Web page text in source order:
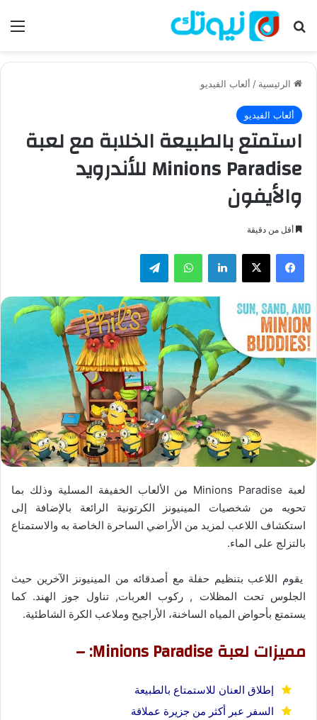
بحث عن
الرئيسية / ألعاب الفيديو
ألعاب الفيديو
استمتع بالطبيعة الخلابة مع لعبة
Minions Paradise للأندرويد
والأيفون
أقل من دقيقة
فيسبوك لينكدإن واتساب
لعبة Minions Paradise من الألعاب الخفيفة المسلية وذلك بما
تحويه من شخصيات المينيونز الكرتونية الرائعة بالإضافة إلى
استكشاف اللاعب لمزيد من الأراضي الساحرة الخاصة به والاستمتاع
بالتزلج على الماء.
يقوم اللاعب بتنظيم حفلة مع أصدقائه من المينيونز الآخرين حيث
الجلوس تحت المظلات , ركوب العربات, تناول جوز الهند. كما
يستمتع بأحواض المياه الساخنة، الأراجيح وملاعب الكرة الشاطئية.
مميزات لعبة Minions Paradise: –
إطلاق العنان للاستمتاع بالطبيعة
السفر عبر أكثر من جزيرة عملاقة